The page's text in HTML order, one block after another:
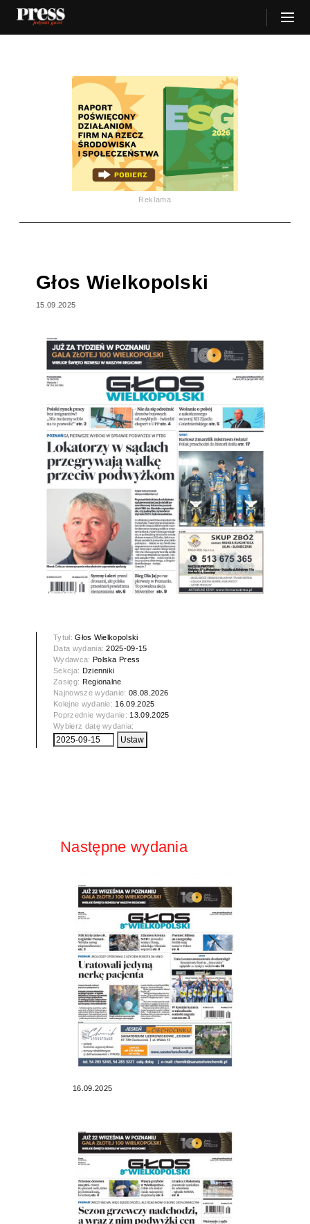
Reklama
Głos Wielkopolski
15.09.2025
Tytuł:Głos Wielkopolski
Data wydania:2025-09-15
Wydawca: Polska Press
Sekcja: Dzienniki
Zasięg: Regionalne
Najnowsze wydanie:08.08.2026
Kolejne wydanie: 16.09.2025
Poprzednie wydanie: 13.09.2025
Wybierz datę wydania:
Następne wydania
16.09.2025